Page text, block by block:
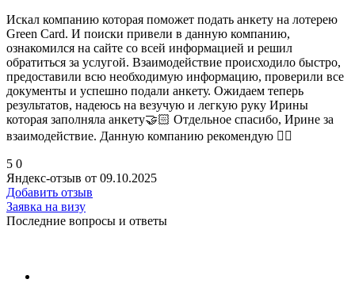
Искал компанию которая поможет подать анкету на лотерею
Green Card. И поиски привели в данную компанию,
ознакомился на сайте со всей информацией и решил
обратиться за услугой. Взаимодействие происходило быстро,
предоставили всю необходимую информацию, проверили все
документы и успешно подали анкету. Ожидаем теперь
результатов, надеюсь на везучую и легкую руку Ирины
которая заполняла анкету🤝🏻 Отдельное спасибо, Ирине за
взаимодействие. Данную компанию рекомендую 👍🏻
5 0
Яндекс-отзыв от 09.10.2025
Добавить отзыв
Заявка на визу
Последние вопросы и ответы